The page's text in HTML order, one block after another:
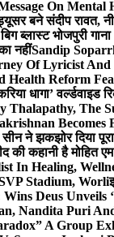
On
बने संदीप रावत,
ब्लास्ट भोजपुरी
नहींSandip
Of Lyricist
Health Reform
धागा’ वर्ल्डवाइड
The
Becomes
सीन ने झकझोर दिया
की कहानी है मोहित
In Healing,
Stadium, Worli
Deus Unveils
Nandita Puri
A Group